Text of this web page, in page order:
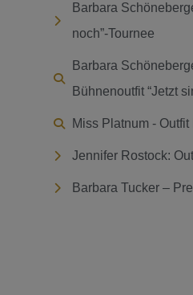
Barbara
noch”-Tournee
Barbara
Bühnenoutfit “Jetzt
Miss Platnum -
Jennifer Rostock:
Barbara Tucker –